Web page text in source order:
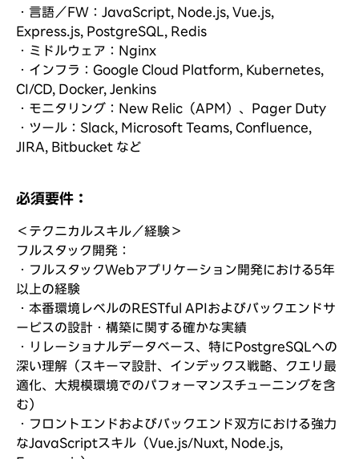
・言語／FW：JavaScript, Node.js, Vue.js,
Express.js, PostgreSQL, Redis
・ミドルウェア：Nginx
・インフラ：Google Cloud Platform, Kubernetes,
CI/CD, Docker, Jenkins
・モニタリング：New Relic（APM）、Pager Duty
・ツール：Slack, Microsoft Teams, Confluence,
JIRA, Bitbucket など
必須要件：
＜テクニカルスキル／経験＞
フルスタック開発：
・フルスタックWebアプリケーション開発における5年
以上の経験
・本番環境レベルのRESTful APIおよびバックエンドサ
ービスの設計・構築に関する確かな実績
・リレーショナルデータベース、特にPostgreSQLへの
深い理解（スキーマ設計、インデックス戦略、クエリ最
適化、大規模環境でのパフォーマンスチューニングを含
む）
・フロントエンドおよびバックエンド双方における強力
なJavaScriptスキル（Vue.js/Nuxt, Node.js,